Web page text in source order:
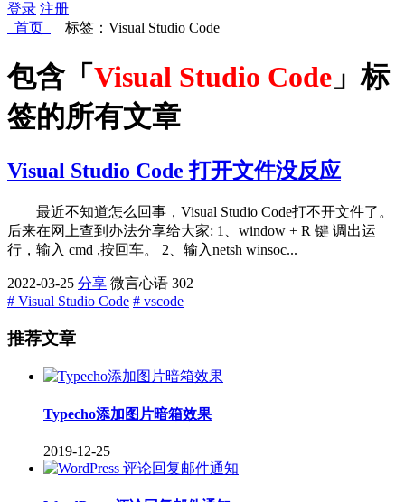
登录 注册
首页
标签：Visual Studio Code
包含「 Visual Studio Code 」标
签的所有文章
Visual Studio Code 打开文件没反应
最近不知道怎么回事，Visual Studio Code打不开文件了。
后来在网上查到办法分享给大家: 1、window + R 键 调出运
行，输入 cmd ,按回车。 2、输入netsh winsoc...
2022-03-25 分享 微言心语 302
# Visual Studio Code # vscode
推荐文章
Typecho添加图片暗箱效果
2019-12-25